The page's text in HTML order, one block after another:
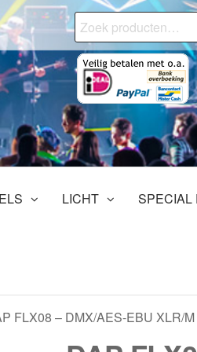
Zoeken
naar:
LICHT SPECIAL
FLX08 – DMX/AES-EBU XLR/